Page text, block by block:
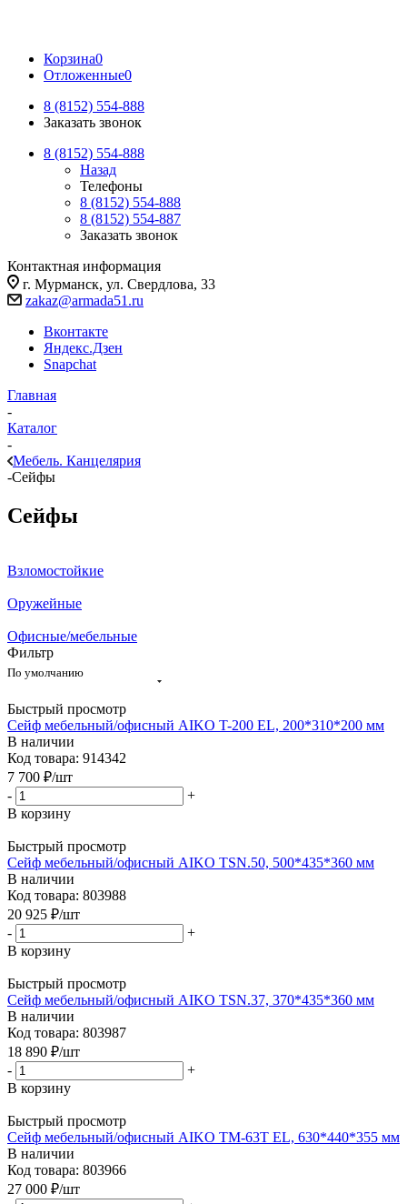
Корзина0
Отложенные0
8 (8152) 554-888
Заказать звонок
8 (8152) 554-888
Назад
Телефоны
8 (8152) 554-888
8 (8152) 554-887
Заказать звонок
Контактная информация
г. Мурманск, ул. Свердлова, 33
zakaz@armada51.ru
Вконтакте
Яндекс.Дзен
Snapchat
Главная
-
Каталог
-
Мебель. Канцелярия
-Сейфы
Сейфы
Взломостойкие
Оружейные
Офисные/мебельные
Фильтр
По умолчанию
Быстрый просмотр
Сейф мебельный/офисный AIKO T-200 ЕL, 200*310*200 мм
В наличии
Код товара: 914342
7 700 ₽/шт
-
+
В корзину
Быстрый просмотр
Сейф мебельный/офисный AIKO TSN.50, 500*435*360 мм
В наличии
Код товара: 803988
20 925 ₽/шт
-
+
В корзину
Быстрый просмотр
Сейф мебельный/офисный AIKO TSN.37, 370*435*360 мм
В наличии
Код товара: 803987
18 890 ₽/шт
-
+
В корзину
Быстрый просмотр
Сейф мебельный/офисный AIKO TM-63Т EL, 630*440*355 мм
В наличии
Код товара: 803966
27 000 ₽/шт